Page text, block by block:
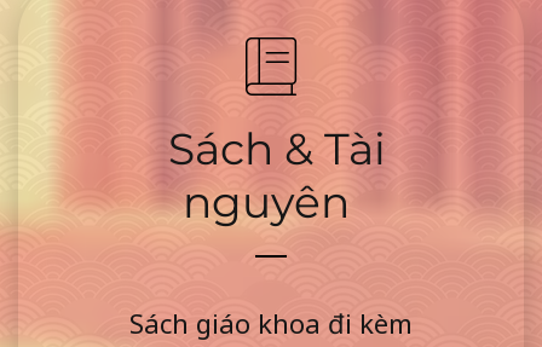
Sách & Tài
nguyên
Sách giáo khoa đi kèm